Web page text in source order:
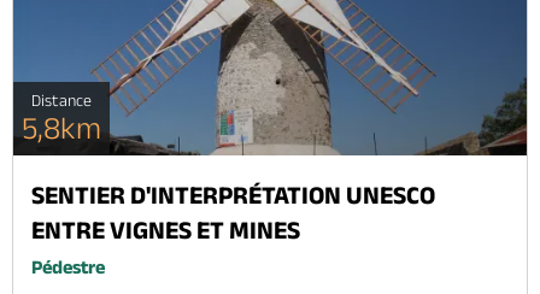
Distance
5,8km
SENTIER D'INTERPRÉTATION UNESCO
ENTRE VIGNES ET MINES
Pédestre